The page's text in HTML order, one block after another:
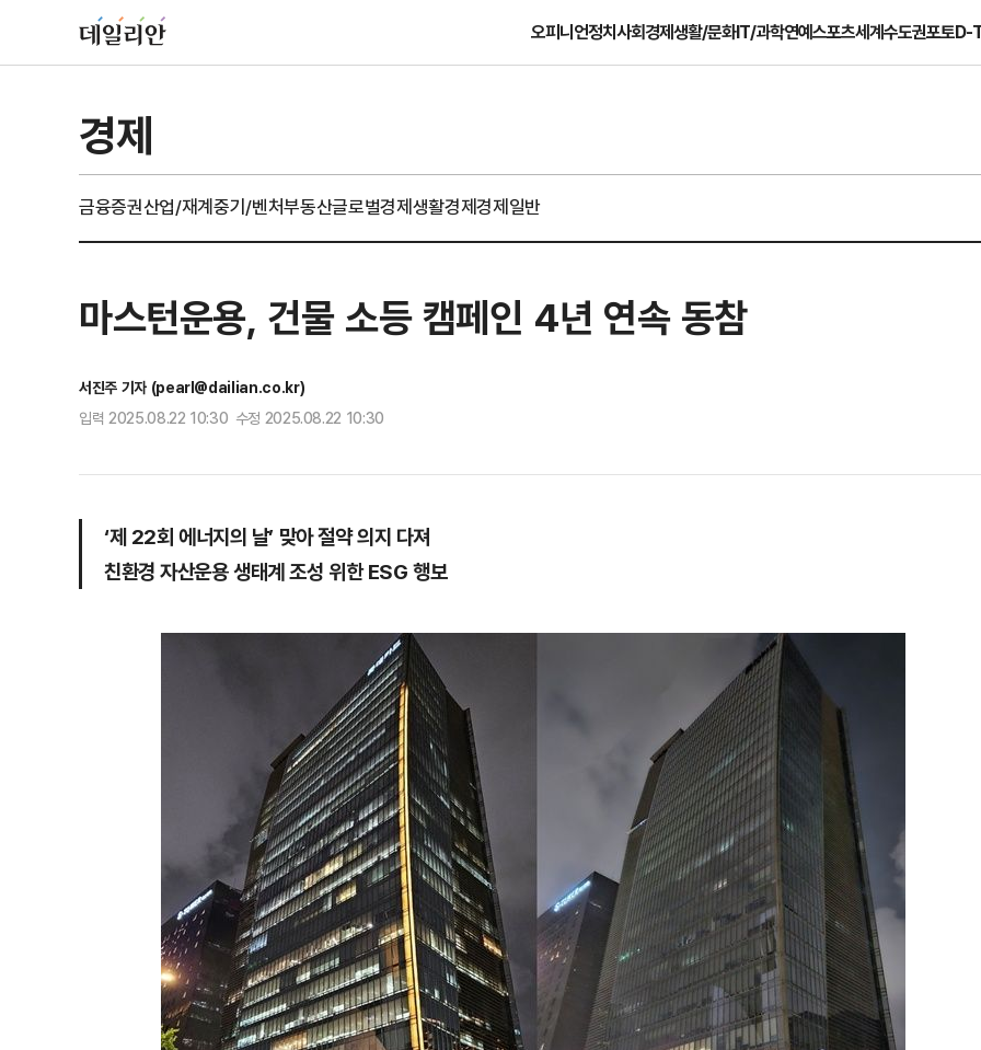
오피니언정치사회경제생활/문화IT/과학연예스포츠세계수도권포토D-
경제
금융증권산업/재계중기/벤처부동산글로벌경제생활경제경제일반
마스턴운용, 건물 소등 캠페인 4년 연속 동참
서진주 기자 (pearl@dailian.co.kr)
입력 2025.08.22 10:30 수정 2025.08.22 10:30
‘제 22회 에너지의 날’ 맞아 절약 의지 다져
친환경 자산운용 생태계 조성 위한 ESG 행보